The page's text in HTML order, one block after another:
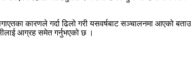
कारणले गर्दा ढिलो गरी यसवर्षबाट सञ्चालनमा आएको
आग्रह समेत गर्नुभएको छ ।